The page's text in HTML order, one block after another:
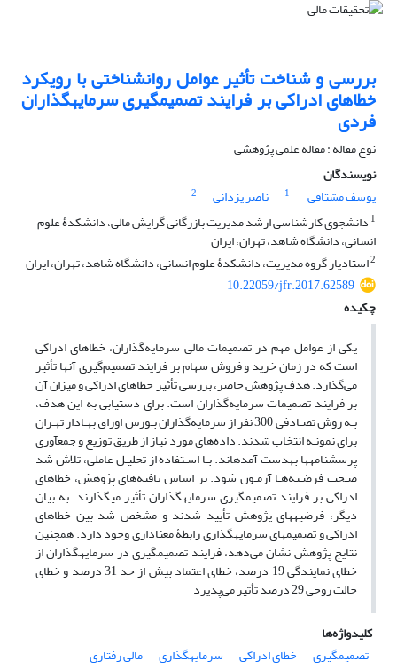
بررسی و شناخت تأثیر عوامل روان‎شناختی با رویکرد
خطاهای ادراکی بر فرایند تصمیم‎گیری سرمایه‎گذاران
فردی
نوع مقاله : مقاله علمی پژوهشی
نویسندگان
یوسف مشتاقی
1 ناصر یزدانی
2
1 دانشجوی کارشناسی ارشد مدیریت بازرگانی گرایش مالی، دانشکدۀ علوم
انسانی، دانشگاه شاهد، تهران، ایران
2استادیار گروه مدیریت، دانشکدۀ علوم انسانی، دانشگاه شاهد، تهران، ایران
10.22059/jfr.2017.62589
چکیده
یکی از عوامل مهم در تصمیمات مالی سرمایه‌گذاران، خطاهای ادراکی
است که در زمان خرید و فروش سهام بر فرایند تصمیم‌گیری آنها تأثیر
می‌گذارد. هدف پژوهش حاضر، بررسی تأثیر خطاهای ادراکی و میزان آن
بر فرایند تصمیمات سرمایه‌گذاران است. برای دستیابی به این هدف،
بـه روش تصـادفی 300 نفر از سرمایه‌گذاران بـورس اوراق بهـادار تهـران
برای نمونـه انتخاب شدند. داده‌های مورد نیاز از طریق توزیع و جمع‎‎آوری
پرسشنامه‎ها به‎دست آمده‎اند. بـا اسـتفاده از تحلیـل عاملی، تلاش شد
صـحت فرضـیه‌هـا آزمـون شود. بر اساس یافته‌های پژوهش، خطاهای
ادراکی بر فرایند تصمیم‎گیری سرمایه‎گذاران تأثیر می‎گذارند. به بیان
دیگر، فرضیه‎های پژوهش تأیید شدند و مشخص شد بین خطاهای
ادراکی و تصمیم‎های سرمایه‎گذاری رابطۀ معناداری وجود دارد. همچنین
نتایج پژوهش نشان می‌دهد، فرایند تصمیم‎گیری در سرمایه‎گذاران از
خطای نمایندگی 19 درصد، خطای اعتماد بیش از حد 31 درصد و خطای
حالت روحی 29 درصد تأثیر می‌پذیرد
کلیدواژه‌ها
تصمیم‎گیری
خطای ادراکی سرمایه‎گذاری
مالی رفتاری